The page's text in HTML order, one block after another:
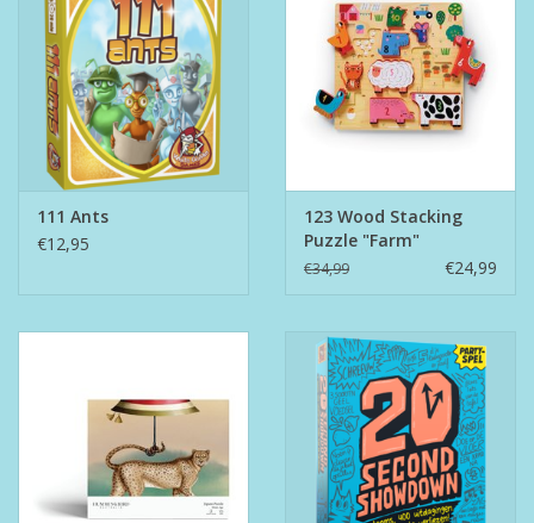
111 Ants
€12,95
123 Wood Stacking
Puzzle "Farm"
€34,99 €24,99